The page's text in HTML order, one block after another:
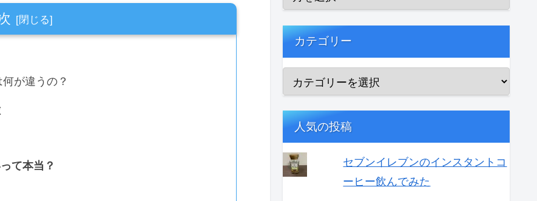
が違うの？
て本当？
カテゴリー
人気の投稿
セブンイレブンのインスタントコ
ーヒー飲んでみた